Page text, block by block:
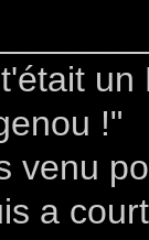
!"
venu
a